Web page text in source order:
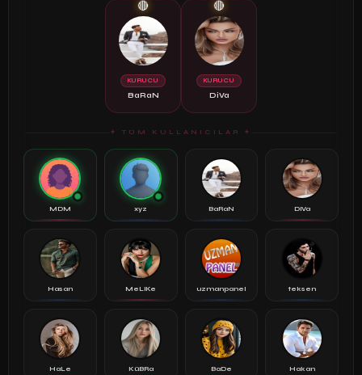
🔴
KURUCU
BaRaN
🔴
KURUCU
DiVa
✦ TÜM KULLANICILAR ✦
MDM xyz BaRaN DiVa
Hasan MeLiKe uzmanpanel teksen
HaLe KüBRa BaDe Hakan